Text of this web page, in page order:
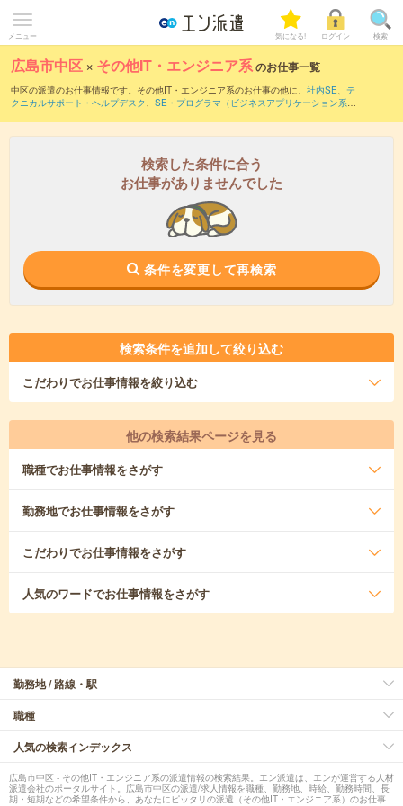
メニュー 気になる! ログイン 検索
広島市中区 × その他IT・エンジニア系のお仕事一覧
中区の派遣のお仕事情報です。その他IT・エンジニア系のお仕事の他に、 社内SE、 テ
クニカルサポート・ヘルプデスク 、 SE・プログラマ（ビジネスアプリケーション系）
検索した条件に合う
お仕事がありませんでした
条件を変更して再検索
検索条件を追加して絞り込む
こだわりでお仕事情報を絞り込む
他の検索結果ページを見る
職種でお仕事情報をさがす
勤務地でお仕事情報をさがす
こだわりでお仕事情報をさがす
人気のワードでお仕事情報をさがす
勤務地 / 路線・駅
職種
人気の検索インデックス
広島市中区 - その他IT・エンジニア系の派遣情報の検索結果。エン派遣は、エンが運営する人材
派遣会社のポータルサイト。広島市中区の派遣/求人情報を職種、勤務地、時給、勤務時間、長
期・短期などの希望条件から、あなたにピッタリの派遣（その他IT・エンジニア系）のお仕事